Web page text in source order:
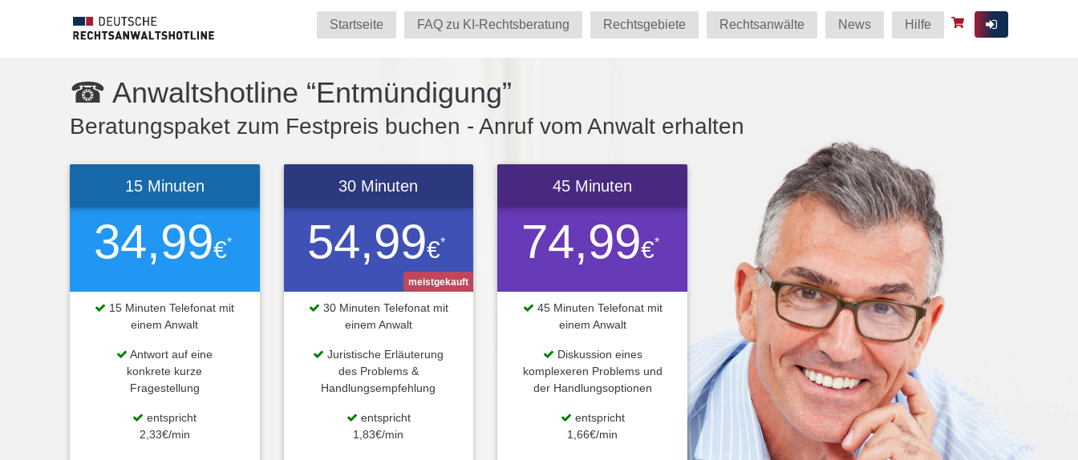
Startseite FAQ zu KI-Rechtsberatung Rechtsgebiete Rechtsanwälte News Hilfe
☎ Anwaltshotline “Entmündigung”
Beratungspaket zum Festpreis buchen - Anruf vom Anwalt erhalten
34,99€*
15 Minuten
15 Minuten Telefonat mit
einem Anwalt
Antwort auf eine
konkrete kurze
Fragestellung
entspricht
2,33€/min
54,99€*
30 Minuten
meistgekauft
30 Minuten Telefonat mit
einem Anwalt
Juristische Erläuterung
des Problems &
Handlungsempfehlung
entspricht
1,83€/min
74,99€*
45 Minuten
45 Minuten Telefonat mit
einem Anwalt
Diskussion eines
komplexeren Problems und
der Handlungsoptionen
entspricht
1,66€/min